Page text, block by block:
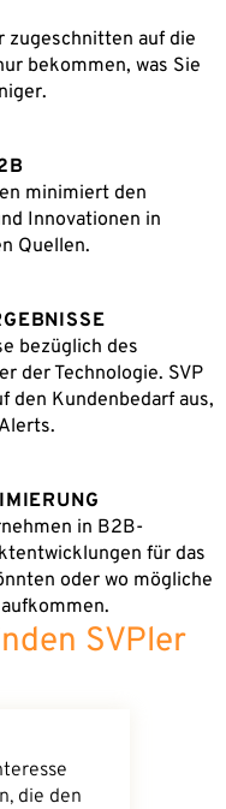
zugeschnitten auf die
bekommen, was Sie
minimiert den
Innovationen in
Quellen.
bezüglich des
der Technologie. SVP
den Kundenbedarf aus,
in B2B-
für das
oder wo mögliche
SVPler
die den